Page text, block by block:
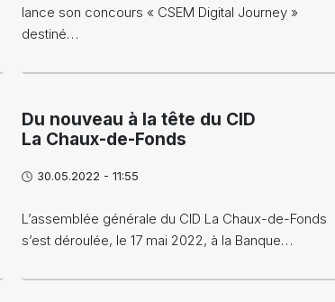
lance son concours « CSEM Digital Journey »
destiné…
Du nouveau à la tête du CID
La Chaux-de-Fonds
30.05.2022 - 11:55
L’assemblée générale du CID La Chaux-de-Fonds
s’est déroulée, le 17 mai 2022, à la Banque…